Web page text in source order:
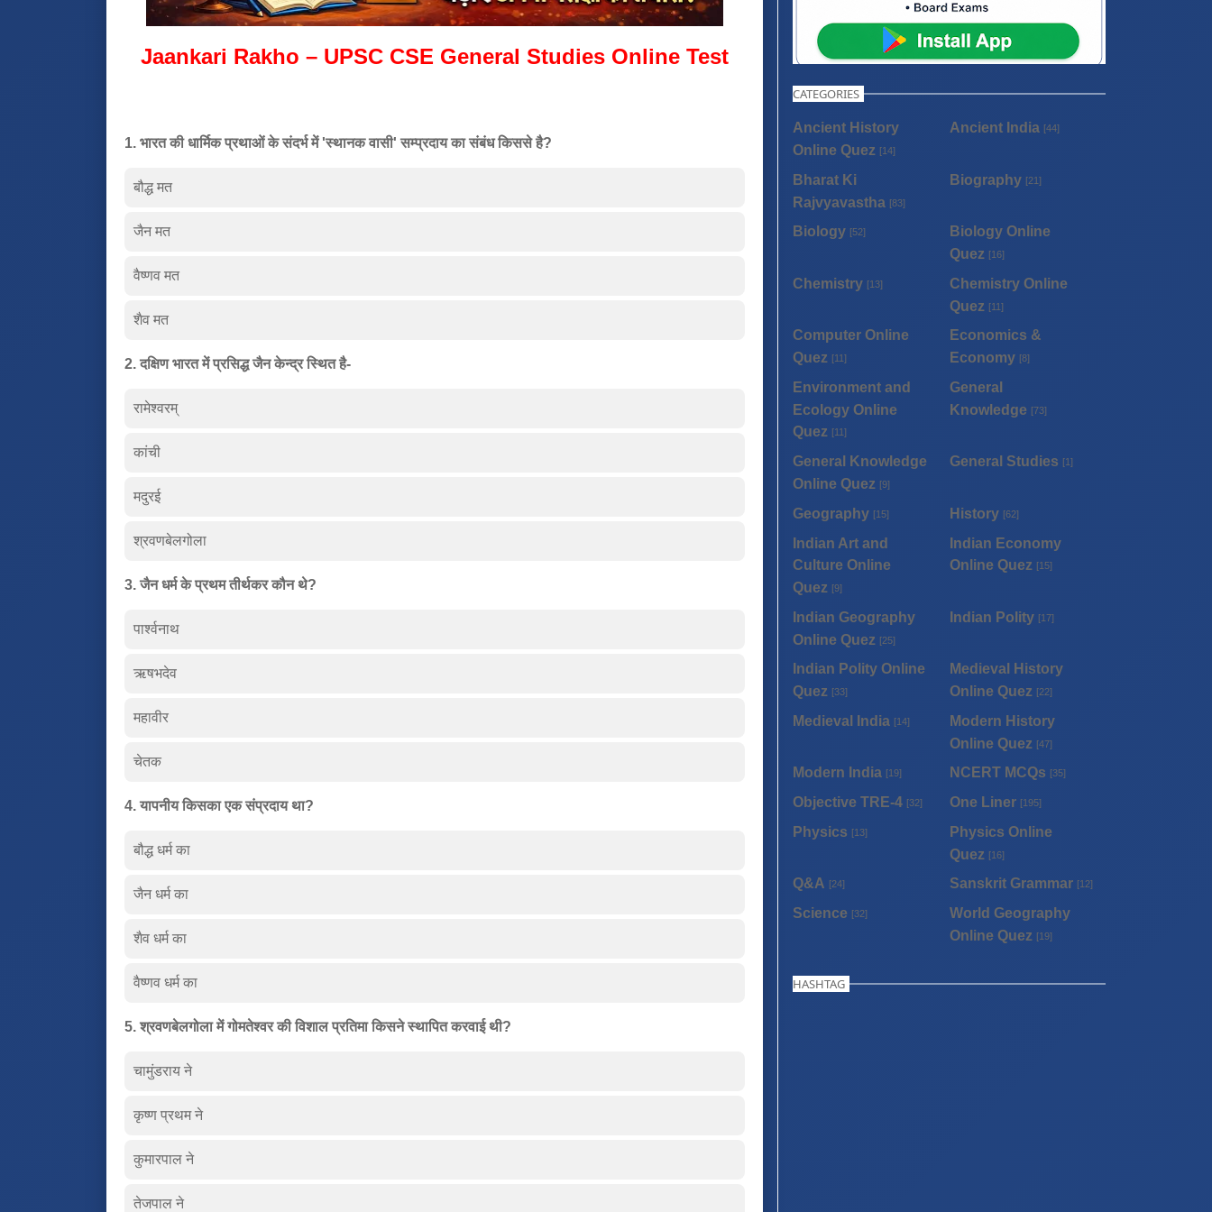
Jaankari Rakho – UPSC CSE General Studies Online Test
1. भारत की धार्मिक प्रथाओं के संदर्भ में 'स्थानक वासी' सम्प्रदाय का संबंध किससे है?
बौद्ध मत
जैन मत
वैष्णव मत
शैव मत
2. दक्षिण भारत में प्रसिद्ध जैन केन्द्र स्थित है-
रामेश्वरम्
कांची
मदुरई
श्रवणबेलगोला
3. जैन धर्म के प्रथम तीर्थकर कौन थे?
पार्श्वनाथ
ऋषभदेव
महावीर
चेतक
4. यापनीय किसका एक संप्रदाय था?
बौद्ध धर्म का
जैन धर्म का
शैव धर्म का
वैष्णव धर्म का
5. श्रवणबेलगोला में गोमतेश्वर की विशाल प्रतिमा किसने स्थापित करवाई थी?
चामुंडराय ने
कृष्ण प्रथम ने
कुमारपाल ने
तेजपाल ने
CATEGORIES
Ancient History
Online Quez [14]
Ancient India [44]
Bharat Ki
Rajvyavastha [83]
Biography [21]
Biology [52]
Biology Online
Quez [16]
Chemistry [13]
Chemistry Online
Quez [11]
Computer Online
Quez [11]
Economics &
Economy [8]
Environment and
Ecology Online
Quez [11]
General
Knowledge [73]
General Knowledge
Online Quez [9]
General Studies [1]
Geography [15] History [62]
Indian Art and
Culture Online
Quez [9]
Indian Economy
Online Quez [15]
Indian Geography
Online Quez [25]
Indian Polity [17]
Indian Polity Online
Quez [33]
Medieval History
Online Quez [22]
Medieval India [14]
Modern History
Online Quez [47]
Modern India [19] NCERT MCQs [35]
Objective TRE-4 [32] One Liner [195]
Physics [13]
Physics Online
Quez [16]
Q&A [24] Sanskrit Grammar [12]
Science [32]
World Geography
Online Quez [19]
HASHTAG